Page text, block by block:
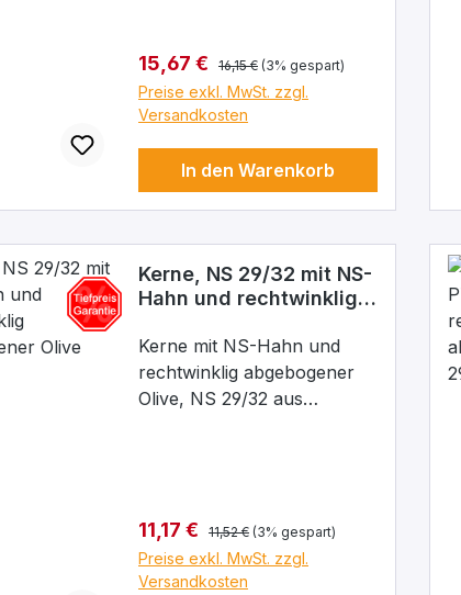
Verkaufspreis:
15,67 € Regulärer Preis:
16,15 € (3% gespart)
Preise exkl. MwSt. zzgl.
Versandkosten
In den Warenkorb
Kerne, NS 29/32 mit NS-
Hahn und rechtwinklig
Kerne mit NS-Hahn und
rechtwinklig abgebogener
Olive, NS 29/32 aus
Verkaufspreis:
11,17 € Regulärer Preis:
11,52 € (3% gespart)
Preise exkl. MwSt. zzgl.
Versandkosten